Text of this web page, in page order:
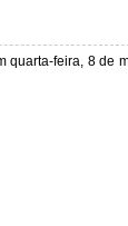
quarta-feira, 8 de